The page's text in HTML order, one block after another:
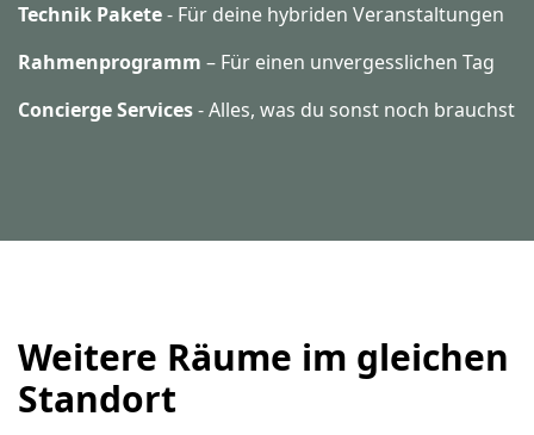
Technik Pakete- Für deine hybriden Veranstaltungen
Rahmenprogramm – Für einen unvergesslichen Tag
Concierge Services- Alles, was du sonst noch brauchst
Weitere Räume im gleichen
Standort